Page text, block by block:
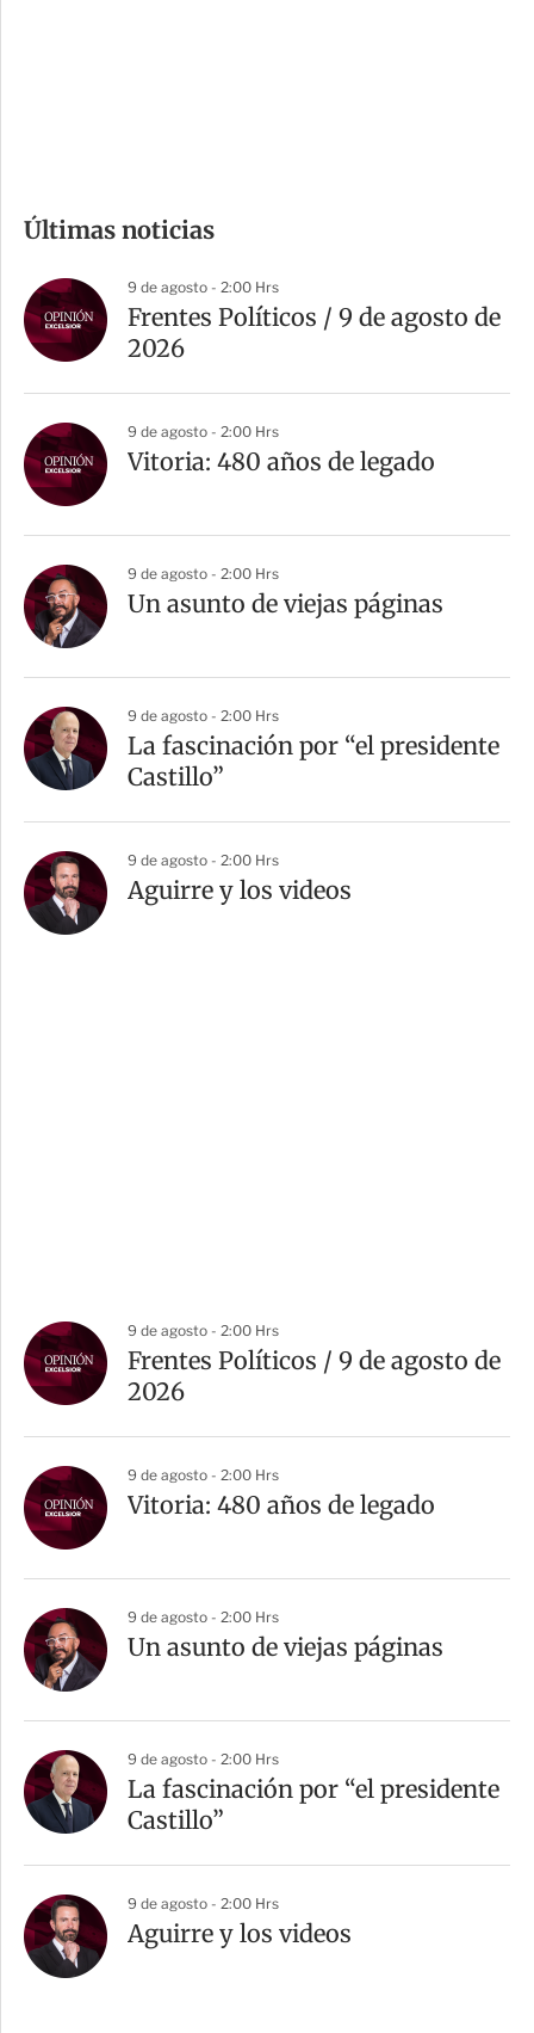
p
a
r
t
Últimas noticias
9 de agosto - 2:00 Hrs
Frentes Políticos / 9 de agosto de
2026
9 de agosto - 2:00 Hrs
Vitoria: 480 años de legado
9 de agosto - 2:00 Hrs
Un asunto de viejas páginas
9 de agosto - 2:00 Hrs
La fascinación por “el presidente
Castillo”
9 de agosto - 2:00 Hrs
Aguirre y los videos
9 de agosto - 2:00 Hrs
Frentes Políticos / 9 de agosto de
2026
9 de agosto - 2:00 Hrs
Vitoria: 480 años de legado
9 de agosto - 2:00 Hrs
Un asunto de viejas páginas
9 de agosto - 2:00 Hrs
La fascinación por “el presidente
Castillo”
9 de agosto - 2:00 Hrs
Aguirre y los videos